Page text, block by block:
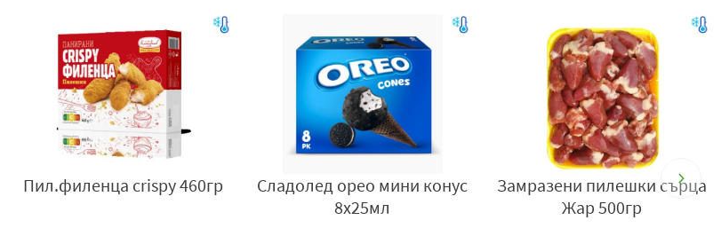
е подходящ за:
употреба за приготвяне на изискани ястия с морски дарове
и професионални кухни, които търсят готов продукт с високо и стабилно качество
и балансирано хранене, благодарение на естествения вкус и хранителните свойства на морските
и зеленчуците
е апетитна и атрактивна, с добре запазени цветове и форми на морските дарове и
Пил.филенца crispy 460гр
Сладолед орео мини конус
8х25мл
Замразени пилешки сърца
Жар 500гр